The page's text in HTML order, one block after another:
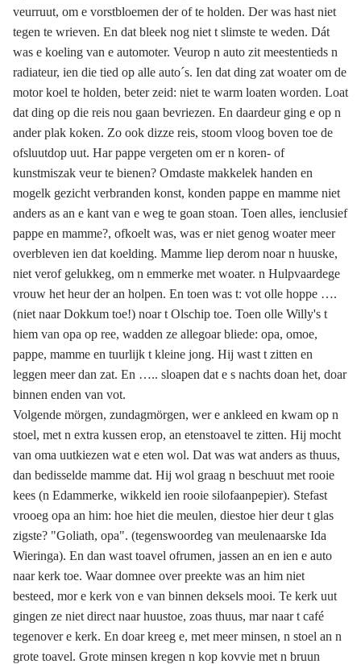
veurruut, om e vorstbloemen der of te holden. Der was hast niet
tegen te wrieven. En dat bleek nog niet t slimste te weden. Dát
was e koeling van e automoter. Veurop n auto zit meestentieds n
radiateur, ien die tied op alle auto´s. Ien dat ding zat woater om de
motor koel te holden, beter zeid: niet te warm loaten worden. Loat
dat ding op die reis nou gaan bevriezen. En daardeur ging e op n
ander plak koken. Zo ook dizze reis, stoom vloog boven toe de
ofsluutdop uut. Har pappe vergeten om er n koren- of
kunstmiszak veur te bienen? Omdaste makkelek handen en
mogelk gezicht verbranden konst, konden pappe en mamme niet
anders as an e kant van e weg te goan stoan. Toen alles, ienclusief
pappe en mamme?, ofkoelt was, was er niet genog woater meer
overbleven ien dat koelding. Mamme liep derom noar n huuske,
niet verof gelukkeg, om n emmerke met woater. n Hulpvaardege
vrouw het heur der an holpen. En toen was t: vot olle hoppe ….
(niet naar Dokkum toe!) noar t Olschip toe. Toen olle Willy's t
hiem van opa op ree, wadden ze allegoar bliede: opa, omoe,
pappe, mamme en tuurlijk t kleine jong. Hij wast t zitten en
leggen meer dan zat. En ….. sloapen dat e s nachts doan het, doar
binnen enden van vot.
Volgende mörgen, zundagmörgen, wer e ankleed en kwam op n
stoel, met n extra kussen erop, an etenstoavel te zitten. Hij mocht
van oma uutkiezen wat e eten wol. Dat was wat anders as thuus,
dan bedisselde mamme dat. Hij wol graag n beschuut met rooie
kees (n Edammerke, wikkeld ien rooie silofaanpepier). Stefast
vrooeg opa an him: hoe hiet die meulen, diestoe hier deur t glas
zigste? "Goliath, opa". (tegenswoordeg van meulenaarske Ida
Wieringa). En dan wast toavel ofrumen, jassen an en ien e auto
naar kerk toe. Waar domnee over preekte was an him niet
besteed, mor e kerk von e van binnen deksels mooi. Te kerk uut
gingen ze niet direct naar huustoe, zoas thuus, mar naar t café
tegenover e kerk. En doar kreeg e, met meer minsen, n stoel an n
grote toavel. Grote minsen kregen n kop kovvie met n bruun